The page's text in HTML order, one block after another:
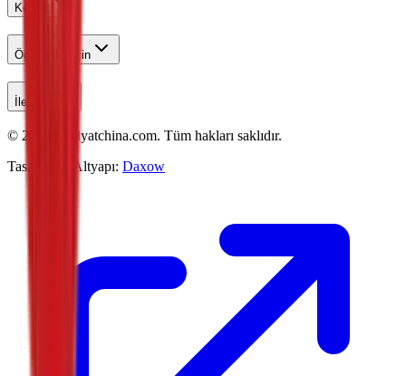
Keşfet
Öğrenciler İçin
İletişim
© 2026 Studyatchina.com. Tüm hakları saklıdır.
Tasarım ve Altyapı: Daxow